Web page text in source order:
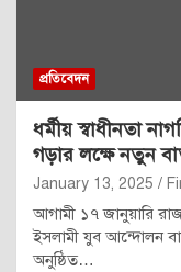
প্রতিবেদন
ধর্মীয় স্বাধীনতা
গড়ার লক্ষে নতুন
January 13, 2025
আগামী ১৭ জানুয়ারি
ইসলামী যুব আন্দোলন
অনুষ্ঠিত…